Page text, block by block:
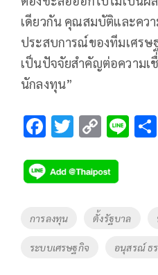
เดียวกัน คุณสมบัติและควา
ประสบการณ์ของทีมเศรษ
เป็นปัจจัยสำคัญต่อความ
นักลงทุน”
F
e
b
o
k
T
tt
er
C
p
y
Li
Li
Tags
การลงทุน ตั้งรัฐบาล
ระบบเศรษฐกิจ อนุสรณ์ ธ